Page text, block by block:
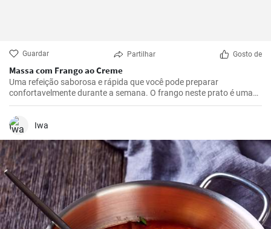
Guardar Partilhar Gosto de
Massa com Frango ao Creme
Uma refeição saborosa e rápida que você pode preparar
confortavelmente durante a semana. O frango neste prato é uma
ótima fonte de proteínas e a massa fornece a energia necessária. O
molho cremoso traz um sabor único e forma uma perfeita
combinação com os outros ingredientes.
Iwa